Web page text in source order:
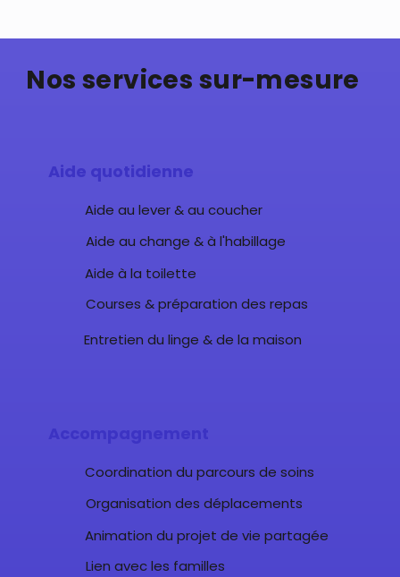
Nos services sur-mesure
Aide quotidienne
Aide au lever & au coucher
Aide au change & à l'habillage
Aide à la toilette
Courses & préparation des repas
Entretien du linge & de la maison
Accompagnement
Coordination du parcours de soins
Organisation des déplacements
Animation du projet de vie partagée
Lien avec les familles